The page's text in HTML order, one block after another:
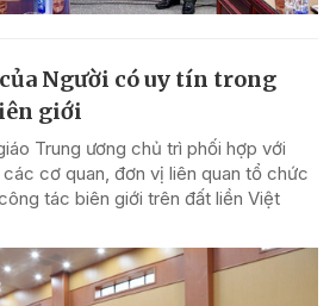
Người có uy tín trong
giới
Trung ương chủ trì phối hợp với
cơ quan, đơn vị liên quan tổ chức
tác biên giới trên đất liền Việt